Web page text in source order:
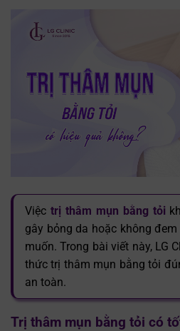
Việc trị thâm mụn bằng tỏi
gây bỏng da hoặc không
muốn. Trong bài viết này, LG
thức trị thâm mụn bằng tỏi
an toàn.
Trị thâm mụn bằng tỏi có